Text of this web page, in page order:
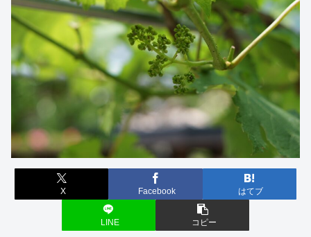
X Facebook はてブ
LINE コピー